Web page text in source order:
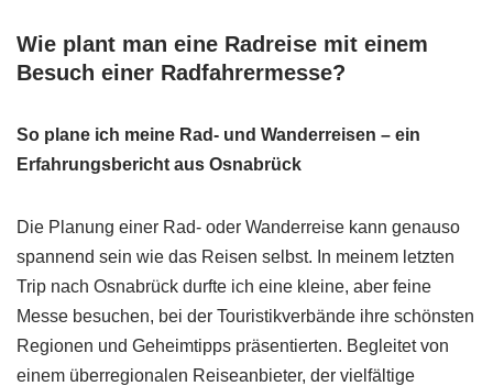
Wie plant man eine Radreise mit einem
Besuch einer Radfahrermesse?
So plane ich meine Rad- und Wanderreisen – ein
Erfahrungsbericht aus Osnabrück
Die Planung einer Rad- oder Wanderreise kann genauso
spannend sein wie das Reisen selbst. In meinem letzten
Trip nach Osnabrück durfte ich eine kleine, aber feine
Messe besuchen, bei der Touristikverbände ihre schönsten
Regionen und Geheimtipps präsentierten. Begleitet von
einem überregionalen Reiseanbieter, der vielfältige